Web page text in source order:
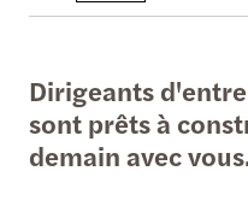
Dirigeants
sont prêts à
demain avec